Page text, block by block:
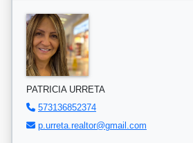
PATRICIA URRETA
573136852374
p.urreta.realtor@gmail.com